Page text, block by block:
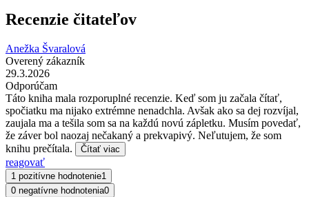
Recenzie čitateľov
Anežka Švaralová
Overený zákazník
29.3.2026
Odporúčam
Táto kniha mala rozporuplné recenzie. Keď som ju začala čítať,
spočiatku ma nijako extrémne nenadchla. Avšak ako sa dej rozvíjal,
zaujala ma a tešila som sa na každú novú zápletku. Musím povedať,
že záver bol naozaj nečakaný a prekvapivý. Neľutujem, že som
knihu prečítala.
Čítať viac
reagovať
1 pozitívne hodnotenie1
0 negatívne hodnotenia0